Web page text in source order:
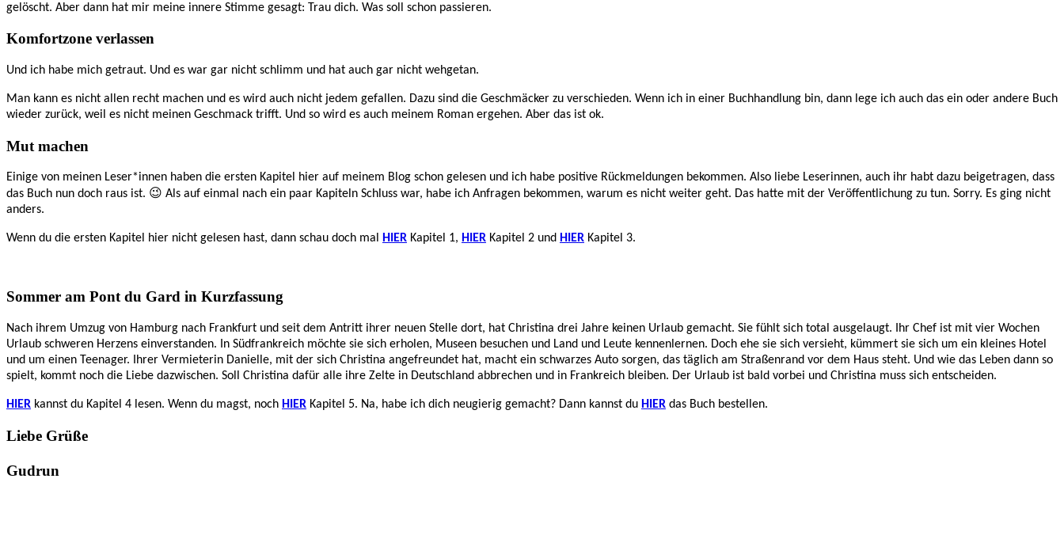
gelöscht. Aber dann hat mir meine innere Stimme gesagt: Trau dich. Was soll schon passieren.
Komfortzone verlassen
Und ich habe mich getraut. Und es war gar nicht schlimm und hat auch gar nicht wehgetan.
Man kann es nicht allen recht machen und es wird auch nicht jedem gefallen. Dazu sind die Geschmäcker zu verschieden. Wenn ich in einer Buchhandlung bin, dann lege ich auch das ein oder andere Buch
wieder zurück, weil es nicht meinen Geschmack trifft. Und so wird es auch meinem Roman ergehen. Aber das ist ok.
Mut machen
Einige von meinen Leser*innen haben die ersten Kapitel hier auf meinem Blog schon gelesen und ich habe positive Rückmeldungen bekommen. Also liebe Leserinnen, auch ihr habt dazu beigetragen, dass
das Buch nun doch raus ist. 😉 Als auf einmal nach ein paar Kapiteln Schluss war, habe ich Anfragen bekommen, warum es nicht weiter geht. Das hatte mit der Veröffentlichung zu tun. Sorry. Es ging nicht
anders.
Wenn du die ersten Kapitel hier nicht gelesen hast, dann schau doch mal HIER Kapitel 1, HIER Kapitel 2 und HIER Kapitel 3.
Sommer am Pont du Gard in Kurzfassung
Nach ihrem Umzug von Hamburg nach Frankfurt und seit dem Antritt ihrer neuen Stelle dort, hat Christina drei Jahre keinen Urlaub gemacht. Sie fühlt sich total ausgelaugt. Ihr Chef ist mit vier Wochen
Urlaub schweren Herzens einverstanden. In Südfrankreich möchte sie sich erholen, Museen besuchen und Land und Leute kennenlernen. Doch ehe sie sich versieht, kümmert sie sich um ein kleines Hotel
und um einen Teenager. Ihrer Vermieterin Danielle, mit der sich Christina angefreundet hat, macht ein schwarzes Auto sorgen, das täglich am Straßenrand vor dem Haus steht. Und wie das Leben dann so
spielt, kommt noch die Liebe dazwischen. Soll Christina dafür alle ihre Zelte in Deutschland abbrechen und in Frankreich bleiben. Der Urlaub ist bald vorbei und Christina muss sich entscheiden.
HIER kannst du Kapitel 4 lesen. Wenn du magst, noch HIER Kapitel 5. Na, habe ich dich neugierig gemacht? Dann kannst du HIER das Buch bestellen.
Liebe Grüße
Gudrun